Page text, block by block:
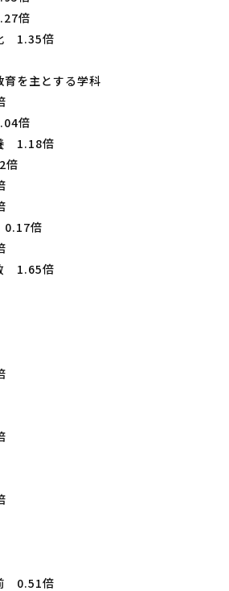
倍
1.35倍
を主とする学科
倍
1.18倍
倍
0.17倍
1.65倍
0.51倍